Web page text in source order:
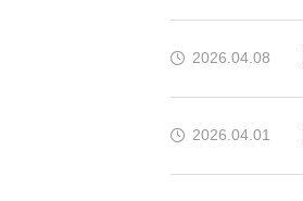
2026.04.08
2026.04.01